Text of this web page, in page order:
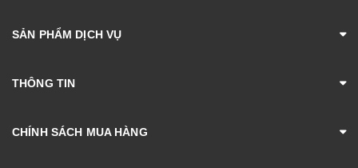
SẢN PHẨM DỊCH VỤ
THÔNG TIN
CHÍNH SÁCH MUA HÀNG